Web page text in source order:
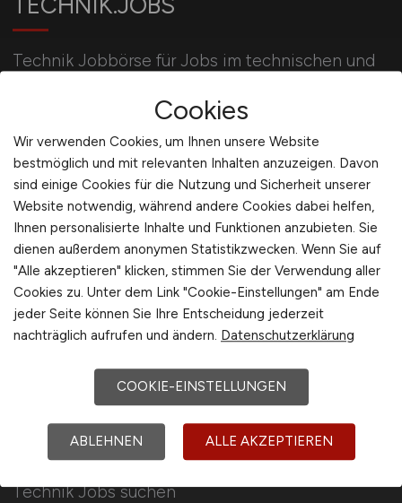
Technik Jobbörse für Jobs im technischen und
erfahrene und ausgebildete Fachkräfte.
Für Arbeitnehmer
Technik Jobs suchen
Für Arbeitgeber
Stellenanzeigen schalten
Mediadaten & Konditionen
Arbeitgeber Seite
Arbeitgeber Kontakt
Cookies
Wir verwenden Cookies, um Ihnen unsere Website
bestmöglich und mit relevanten Inhalten anzuzeigen. Davon
sind einige Cookies für die Nutzung und Sicherheit unserer
Website notwendig, während andere Cookies dabei helfen,
Ihnen personalisierte Inhalte und Funktionen anzubieten. Sie
dienen außerdem anonymen Statistikzwecken. Wenn Sie auf
"Alle akzeptieren" klicken, stimmen Sie der Verwendung aller
Cookies zu. Unter dem Link "Cookie-Einstellungen" am Ende
jeder Seite können Sie Ihre Entscheidung jederzeit
nachträglich aufrufen und ändern. Datenschutzerklärung
COOKIE-EINSTELLUNGEN
ABLEHNEN ALLE AKZEPTIEREN